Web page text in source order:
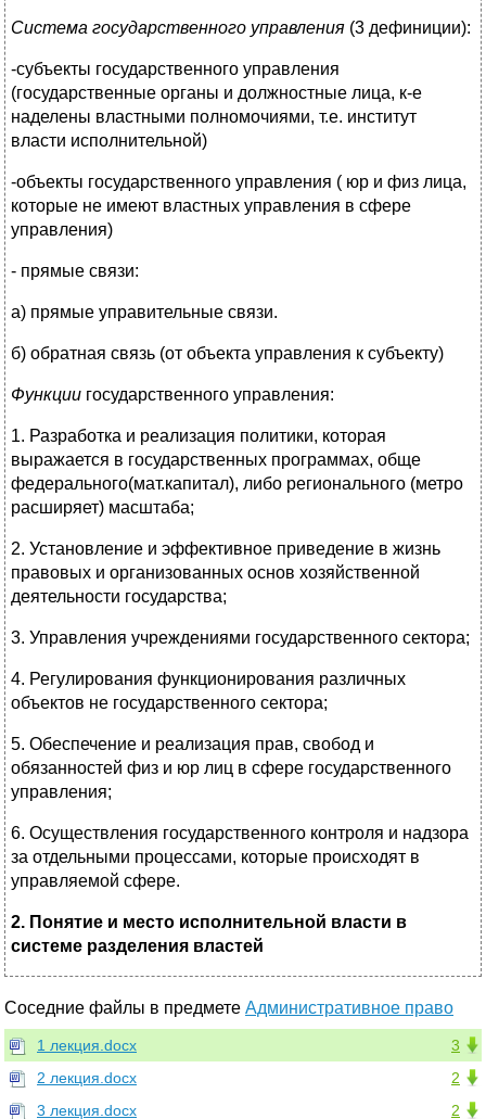
Система государственного управления (3 дефиниции):
-субъекты государственного управления
(государственные органы и должностные лица, к-е
наделены властными полномочиями, т.е. институт
власти исполнительной)
-объекты государственного управления ( юр и физ лица,
которые не имеют властных управления в сфере
управления)
- прямые связи:
а) прямые управительные связи.
б) обратная связь (от объекта управления к субъекту)
Функции государственного управления:
1. Разработка и реализация политики, которая
выражается в государственных программах, обще
федерального(мат.капитал), либо регионального (метро
расширяет) масштаба;
2. Установление и эффективное приведение в жизнь
правовых и организованных основ хозяйственной
деятельности государства;
3. Управления учреждениями государственного сектора;
4. Регулирования функционирования различных
объектов не государственного сектора;
5. Обеспечение и реализация прав, свобод и
обязанностей физ и юр лиц в сфере государственного
управления;
6. Осуществления государственного контроля и надзора
за отдельными процессами, которые происходят в
управляемой сфере.
2. Понятие и место исполнительной власти в
системе разделения властей
Соседние файлы в предмете Административное право
3
1 лекция.docx
2
2 лекция.docx
2
3 лекция.docx